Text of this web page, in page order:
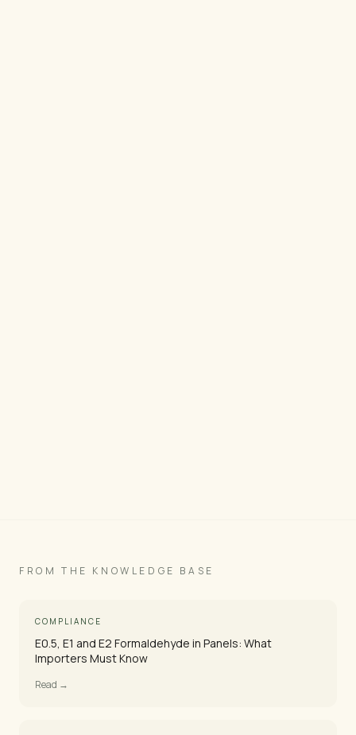
FROM THE KNOWLEDGE BASE
COMPLIANCE
E0.5, E1 and E2 Formaldehyde in Panels: What
Importers Must Know
Read →